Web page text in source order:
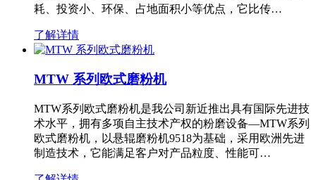
耗、投资小、环保、占地面积小等优点，它比传…
了解详情
MTW 系列欧式磨粉机
MTW系列欧式磨粉机是我公司新近推出具有国际先进技
术水平，拥有多项自主技术产权的粉磨设备—MTW系列
欧式磨粉机，以悬辊磨粉机9518为基础，采用欧洲先进
制造技术，它能满足客户对产品粒度、性能可…